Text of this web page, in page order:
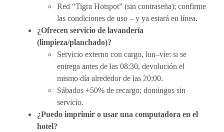
Red “Tigra Hotspot” (sin contraseña); confirme
las condiciones de uso – y ya estará en línea.
¿Ofrecen servicio de lavandería
(limpieza/planchado)?
Servicio externo con cargo, lun–vie: si se
entrega antes de las 08:30, devolución el
mismo día alrededor de las 20:00.
Sábados +50% de recargo; domingos sin
servicio.
¿Puedo imprimir o usar una computadora en el
hotel?